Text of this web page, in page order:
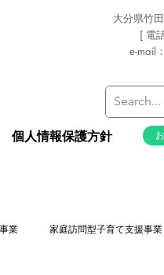
大分県竹
[ 電
e-mail：
個人情報保護方針
業 家庭訪問型子育て支援事業